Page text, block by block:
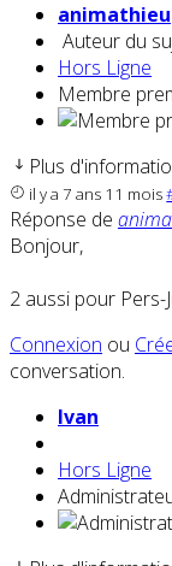
animathieu
Auteur du
Hors Ligne
Membre
Plus
il y a 7 ans 11 mois
Réponse de
Bonjour,
2 aussi pour Pers-
Connexion ou
conversation.
Ivan
Hors Ligne